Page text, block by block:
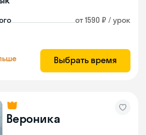
от 1590 ₽ / урок
Выбрать время
Вероника